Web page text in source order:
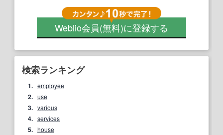
Weblio会員(無料)に登録する
検索ランキング
1. employee
2. use
3. various
4. services
5. house